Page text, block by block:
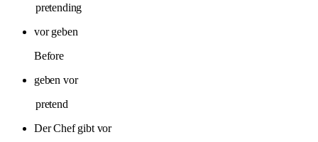
pretending
vor geben
Before
geben vor
pretend
Der Chef gibt vor